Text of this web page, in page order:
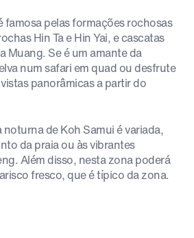
famosa pelas formações rochosas
Hin Ta e Hin Yai, e cascatas
Muang. Se é um amante da
num safari em quad ou desfrute
panorâmicas a partir do
de Koh Samui é variada,
da praia ou às vibrantes
Além disso, nesta zona poderá
fresco, que é típico da zona.